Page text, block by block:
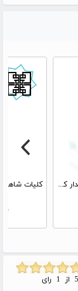
دیوان باباطاهر وزیری گلاسه چرم قابدار کشویی برجسته با پلاک وسط کلیات